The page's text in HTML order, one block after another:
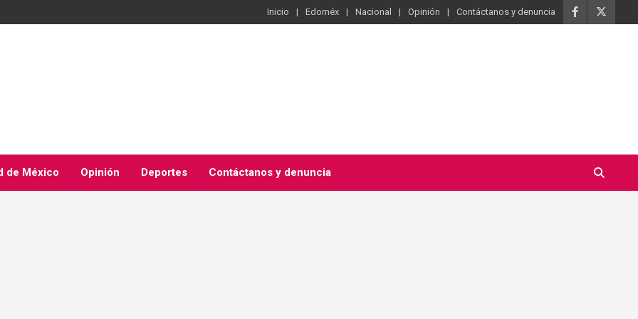
Inicio Edoméx Nacional Opinión Contáctanos y denuncia
de México Opinión Deportes Contáctanos y denuncia